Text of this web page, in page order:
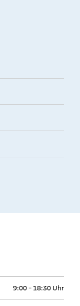
9:00 - 18:30 Uhr